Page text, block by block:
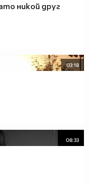
никой друг
03:18
08:33